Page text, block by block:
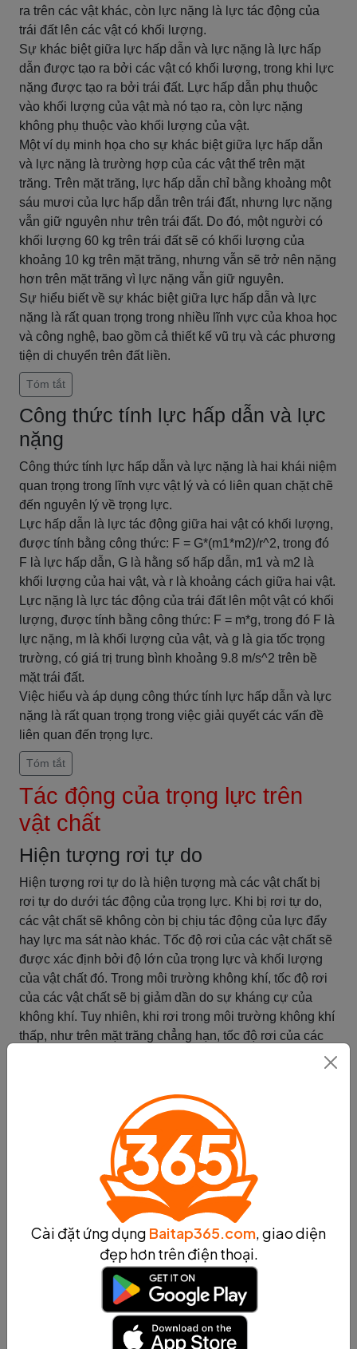
ra trên các vật khác, còn lực nặng là lực tác động của
trái đất lên các vật có khối lượng.
Sự khác biệt giữa lực hấp dẫn và lực nặng là lực hấp
dẫn được tạo ra bởi các vật có khối lượng, trong khi lực
nặng được tạo ra bởi trái đất. Lực hấp dẫn phụ thuộc
vào khối lượng của vật mà nó tạo ra, còn lực nặng
không phụ thuộc vào khối lượng của vật.
Một ví dụ minh họa cho sự khác biệt giữa lực hấp dẫn
và lực nặng là trường hợp của các vật thể trên mặt
trăng. Trên mặt trăng, lực hấp dẫn chỉ bằng khoảng một
sáu mươi của lực hấp dẫn trên trái đất, nhưng lực nặng
vẫn giữ nguyên như trên trái đất. Do đó, một người có
khối lượng 60 kg trên trái đất sẽ có khối lượng của
khoảng 10 kg trên mặt trăng, nhưng vẫn sẽ trở nên nặng
hơn trên mặt trăng vì lực nặng vẫn giữ nguyên.
Sự hiểu biết về sự khác biệt giữa lực hấp dẫn và lực
nặng là rất quan trọng trong nhiều lĩnh vực của khoa học
và công nghệ, bao gồm cả thiết kế vũ trụ và các phương
tiện di chuyển trên đất liền.
Tóm tắt
Công thức tính lực hấp dẫn và lực
nặng
Công thức tính lực hấp dẫn và lực nặng là hai khái niệm
quan trọng trong lĩnh vực vật lý và có liên quan chặt chẽ
đến nguyên lý về trọng lực.
Lực hấp dẫn là lực tác động giữa hai vật có khối lượng,
được tính bằng công thức: F = G*(m1*m2)/r^2, trong đó
F là lực hấp dẫn, G là hằng số hấp dẫn, m1 và m2 là
khối lượng của hai vật, và r là khoảng cách giữa hai vật.
Lực nặng là lực tác động của trái đất lên một vật có khối
lượng, được tính bằng công thức: F = m*g, trong đó F là
lực nặng, m là khối lượng của vật, và g là gia tốc trọng
trường, có giá trị trung bình khoảng 9.8 m/s^2 trên bề
mặt trái đất.
Việc hiểu và áp dụng công thức tính lực hấp dẫn và lực
nặng là rất quan trọng trong việc giải quyết các vấn đề
liên quan đến trọng lực.
Tóm tắt
Tác động của trọng lực trên
vật chất
Hiện tượng rơi tự do
Hiện tượng rơi tự do là hiện tượng mà các vật chất bị
rơi tự do dưới tác động của trọng lực. Khi bị rơi tự do,
các vật chất sẽ không còn bị chịu tác động của lực đẩy
hay lực ma sát nào khác. Tốc độ rơi của các vật chất sẽ
được xác định bởi độ lớn của trọng lực và khối lượng
của vật chất đó. Trong môi trường không khí, tốc độ rơi
của các vật chất sẽ bị giảm dần do sự kháng cự của
không khí. Tuy nhiên, khi rơi trong môi trường không khí
thấp, như trên mặt trăng chẳng hạn, tốc độ rơi của các
Chuyển động của các vật trên bề
mặt trái đất
Chuyển động của các vật trên bề mặt trái đất là sự di
chuyển của các vật chất dưới tác động của trọng lực.
Chuyển động thẳng là chuyển động của các vật chất
trên bề mặt trái đất đi theo một đường thẳng từ điểm
xuất phát đến điểm đến. Chuyển động ném động là
chuyển động của các vật chất trên bề mặt trái đất khi
được ném lên với một lực cụ thể, như sức ép hay dao
động. Mỗi loại chuyển động có những đặc điểm riêng, ví
dụ như thời gian di chuyển, quãng đường di chuyển và
Cài đặt ứng dụng Baitap365.com, giao diện
đẹp hơn trên điện thoại.